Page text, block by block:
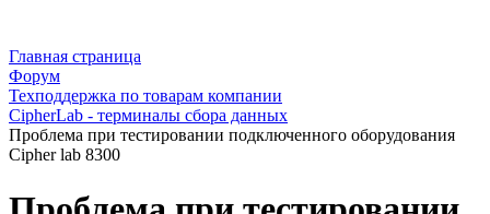
Главная страница
Форум
Техподдержка по товарам компании
CipherLab - терминалы сбора данных
Проблема при тестировании подключенного оборудования
Cipher lab 8300